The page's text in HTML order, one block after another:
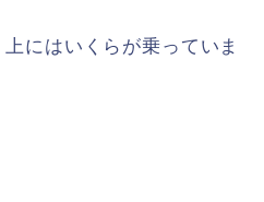
にはいくらが乗っていま